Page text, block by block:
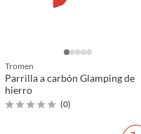
Tromen
Parrilla a carbón Glamping de
hierro
(0)